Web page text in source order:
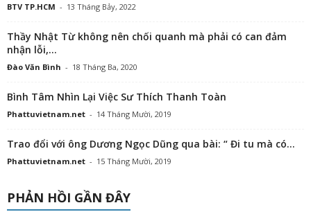
BTV TP.HCM - 13 Tháng Bảy, 2022
Thầy Nhật Từ không nên chối quanh mà phải có can đảm
nhận lỗi,...
Đào Văn Bình - 18 Tháng Ba, 2020
Bình Tâm Nhìn Lại Việc Sư Thích Thanh Toàn
Phattuvietnam.net - 14 Tháng Mười, 2019
Trao đổi với ông Dương Ngọc Dũng qua bài: “ Đi tu mà có...
Phattuvietnam.net - 15 Tháng Mười, 2019
PHẢN HỒI GẦN ĐÂY